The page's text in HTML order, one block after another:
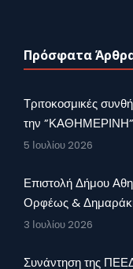
Πρόσφατα
Τριτοκοσμικές
την
5 Ιουλίου 2026
Επιστολή Δήμου
Ορφέως &
3 Ιουλίου 2026
Συνάντηση της